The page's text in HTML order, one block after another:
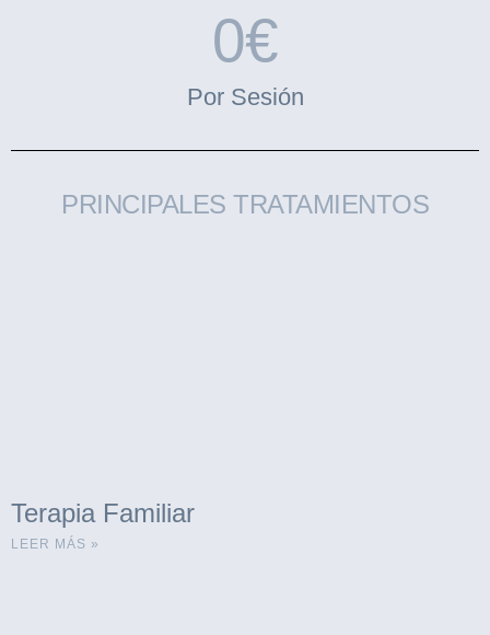
Por Sesión
0€
PRINCIPALES TRATAMIENTOS
Terapia Familiar
LEER MÁS »